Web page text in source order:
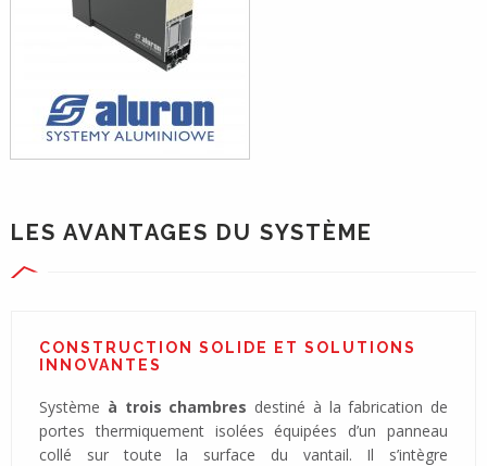
LES AVANTAGES DU SYSTÈME
CONSTRUCTION SOLIDE ET SOLUTIONS
INNOVANTES
Système à trois chambres destiné à la fabrication de
portes thermiquement isolées équipées d’un panneau
collé sur toute la surface du vantail. Il s’intègre